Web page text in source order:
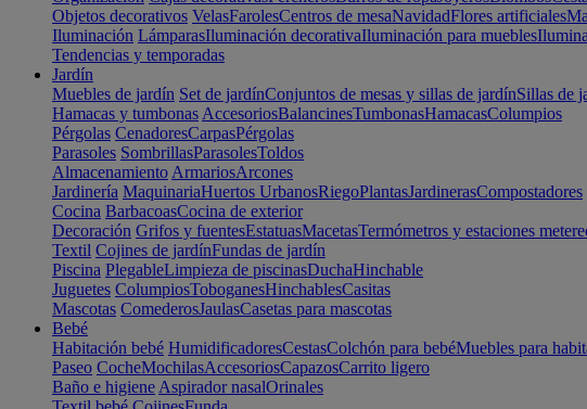
Objetos decorativos VelasFarolesCentros de mesaNavidadFlores artificiales
Iluminación LámparasIluminación decorativaIluminación para muebles
Tendencias y temporadas
Jardín
Muebles de jardín Set de jardínConjuntos de mesas y sillas de jardínSillas de
Hamacas y tumbonas AccesoriosBalancinesTumbonasHamacasColumpios
Pérgolas CenadoresCarpasPérgolas
Parasoles SombrillasParasolesToldos
Almacenamiento ArmariosArcones
Jardinería MaquinariaHuertos UrbanosRiegoPlantasJardinerasCompostadores
Cocina BarbacoasCocina de exterior
Decoración Grifos y fuentesEstatuasMacetasTermómetros y estaciones
Textil Cojines de jardínFundas de jardín
Piscina PlegableLimpieza de piscinasDuchaHinchable
Juguetes ColumpiosToboganesHinchablesCasitas
Mascotas ComederosJaulasCasetas para mascotas
Bebé
Habitación bebé HumidificadoresCestasColchón para bebéMuebles para
Paseo CocheMochilasAccesoriosCapazosCarrito ligero
Baño e higiene Aspirador nasalOrinales